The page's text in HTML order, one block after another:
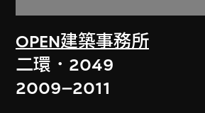
OPEN建築事務所
二環．2049
2009–2011